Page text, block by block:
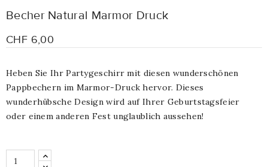
Becher Natural Marmor Druck
CHF 6,00
Heben Sie Ihr Partygeschirr mit diesen wunderschönen
Pappbechern im Marmor-Druck hervor. Dieses
wunderhübsche Design wird auf Ihrer Geburtstagsfeier
oder einem anderen Fest unglaublich aussehen!